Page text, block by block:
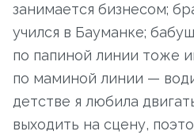
занимается бизнесом;
учился в Бауманке;
по папиной линии тоже
по маминой линии —
детстве я любила
выходить на сцену,